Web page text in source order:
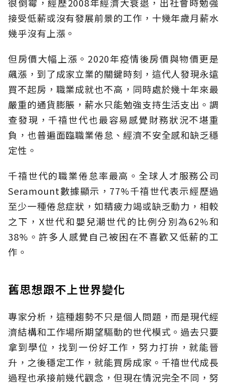
接受低薪或沒有發展前景的工作，十幾年歲月薪水
幾乎沒有上漲。
但房價大幅上漲。2020年疫情後房價與物價更是
飆漲，到了成家立業的關鍵時刻，這代人發現永遠
買不起房，職業成就也不高，同時處於幾十年來最
嚴重的通貨膨脹，薪水只能勉強支持生活支出。調
查發現，千禧世代也最容易感覺財務狀況不堪重
負，也普遍面臨職業倦怠、經濟不安全感和缺乏穩
定性。
千禧世代的職業倦怠率最高。全球人才服務公司
Seramount數據顯示，77%千禧世代表示經歷過
至少一種倦怠症狀，如精疲力竭或缺乏動力，相較
之下，X世代和嬰兒潮世代的比例分別為62%和
38%。許多人感覺自己被困在不喜歡又低薪的工
作。
舊思想跟不上世界變化
專家分析，這種趨勢不只是個人問題，而是現代經
濟結構和工作場所期望驅動的世代模式。過去只要
拿到學位，找到一份好工作，努力打拚，就能晉
升，之後穩定工作，就能買房成家。千禧世代成長
過程也承接前幾代觀念，但現在情況完全不同，努